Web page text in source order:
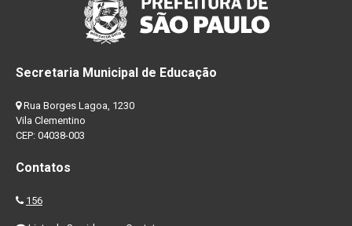
Secretaria Municipal de Educação
Rua Borges Lagoa, 1230
Vila Clementino
CEP: 04038-003
Contatos
156